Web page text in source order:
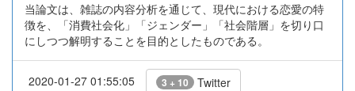
当論文は、雑誌の内容分析を通じて、現代における恋愛の特
徴を、「消費社会化」「ジェンダー」「社会階層」を切り口
にしつつ解明することを目的としたものである。
2020-01-27 01:55:05 3 + 10 Twitter